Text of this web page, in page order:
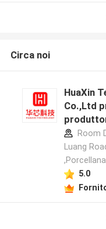
Circa noi
HuaXin
Co.,Ltd
Room
Luang
,Porcellana
5.0